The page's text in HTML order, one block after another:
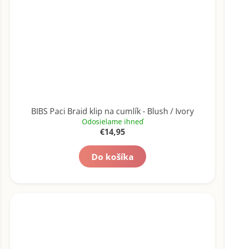
BIBS Paci Braid klip na cumlík - Blush / Ivory
Odosielame ihneď
€14,95
Do košíka